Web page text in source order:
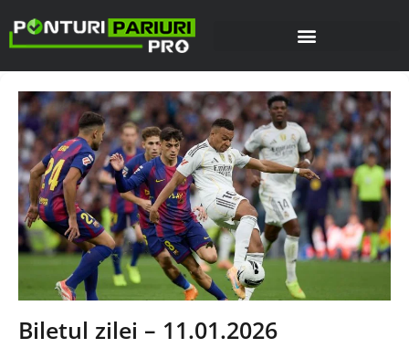
Biletul zilei – 11.01.2026